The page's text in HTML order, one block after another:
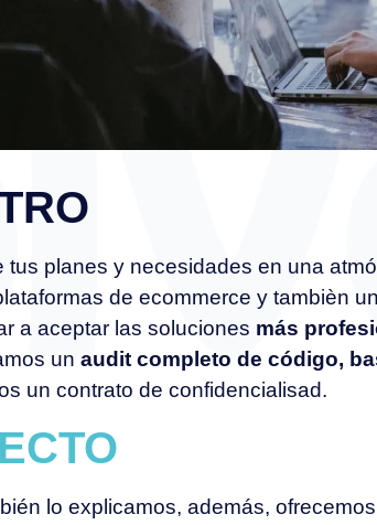
planes y necesidades en una
de ecommerce y tambièn
a aceptar las soluciones más
un audit completo de código,
un contrato de confidencialisad.
lo explicamos, además,